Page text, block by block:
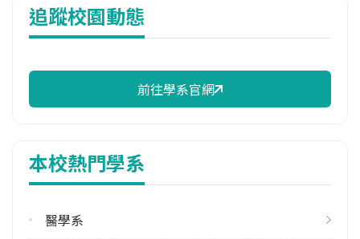
14,874 元/學期
114年註冊率
113學年度上學期
113學年度下學期
39
雙主修人數
追蹤校園動態
前往學系官網
本校熱門學系
醫學系